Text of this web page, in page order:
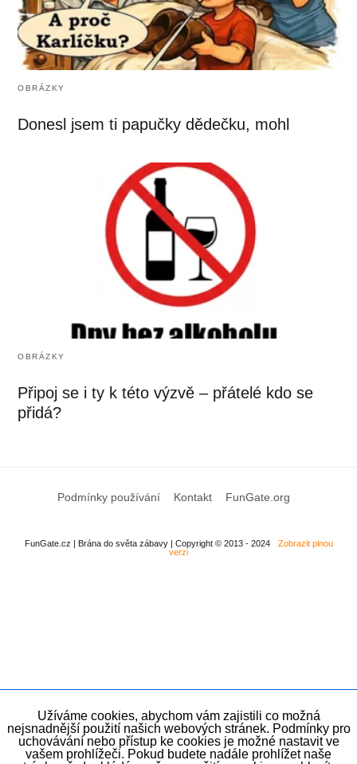
OBRÁZKY
Donesl jsem ti papučky dědečku, mohl
OBRÁZKY
Připoj se i ty k této výzvě – přátelé kdo se
přidá?
Podmínky používání Kontakt FunGate.org
FunGate.cz | Brána do světa zábavy | Copyright © 2013 - 2024
Zobrazit plnou
verzi
Užíváme cookies, abychom vám zajistili co možná
nejsnadnější použití našich webových stránek. Podmínky pro
uchovávání nebo přístup ke cookies je možné nastavit ve
vašem prohlížeči. Pokud budete nadále prohlížet naše